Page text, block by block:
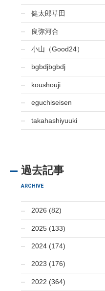
健太郎草田
良弥河合
小山（Good24）
bgbdjbgbdj
koushouji
eguchiseisen
takahashiyuuki
過去記事
ARCHIVE
2026 (82)
2025 (133)
2024 (174)
2023 (176)
2022 (364)